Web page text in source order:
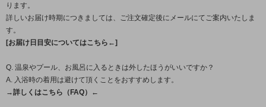
ります。
詳しいお届け時期につきましては、ご注文確定後にメールにてご案内いたしま
す。
[お届け日目安についてはこちら←]
Q. 温泉やプール、お風呂に入るときは外したほうがいいですか？
A. 入浴時の着用は避けて頂くことをおすすめします。
→詳しくはこちら（FAQ）←